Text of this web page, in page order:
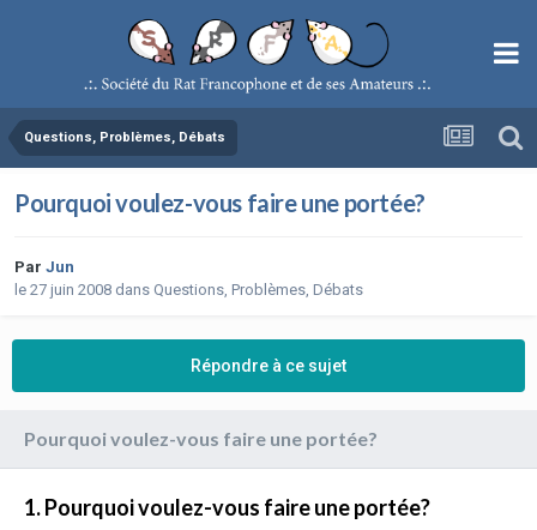
Questions, Problèmes, Débats
Pourquoi voulez-vous faire une portée?
Par Jun
le 27 juin 2008 dans Questions, Problèmes, Débats
Répondre à ce sujet
Pourquoi voulez-vous faire une portée?
1. Pourquoi voulez-vous faire une portée?